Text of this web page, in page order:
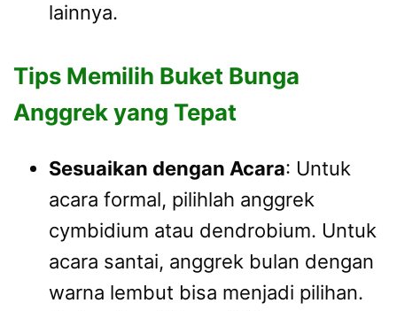
lainnya.
Tips Memilih Buket Bunga
Anggrek yang Tepat
Sesuaikan dengan Acara: Untuk
acara formal, pilihlah anggrek
cymbidium atau dendrobium. Untuk
acara santai, anggrek bulan dengan
warna lembut bisa menjadi pilihan.